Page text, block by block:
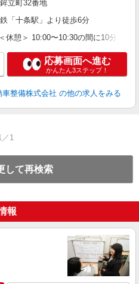
立町32番地
「十条駅」より徒歩6分
休憩＞ 10:00〜10:30の間に10分
応募画面へ進む
かんたん3ステップ！
車整備株式会社 の他の求人をみる
／1
して再検索
報